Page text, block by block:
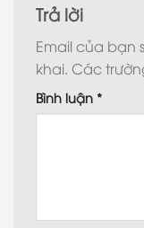
Trả lời
Email của bạn
khai. Các
Bình luận *